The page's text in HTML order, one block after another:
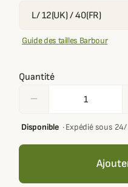
Guide des tailles Barbour
Quantité
remove
Disponible·Expédié sous